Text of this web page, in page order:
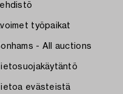
työpaikat
- All auctions
evästeistä